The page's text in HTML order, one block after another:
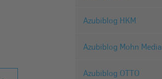
Azubiblog HKM
Azubiblog Mohn Media
Azubiblog OTTO